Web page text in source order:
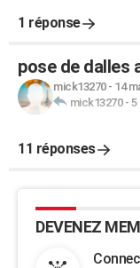
1 réponse
pose de dalles
mick13270- 14
mick13270- 5
11 réponses
DEVENEZ